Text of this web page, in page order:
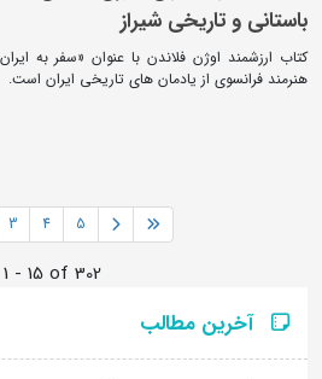
باستانی و تاریخی شیراز
کتاب ارزشمند اوژن فلاندن با عنوان «سفر به
هنرمند فرانسوی از یادمان های تاریخی ایران است.
3 4 5
1 - 15 of 302
آخرین مطالب